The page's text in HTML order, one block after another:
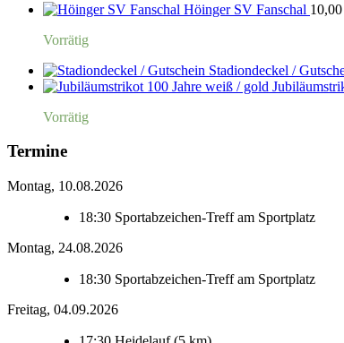
Höinger SV Fanschal 10,00
Vorrätig
Stadiondeckel /
Vorrätig
Termine
Montag, 10.08.2026
18:30 Sportabzeichen-Treff am Sportplatz
Montag, 24.08.2026
18:30 Sportabzeichen-Treff am Sportplatz
Freitag, 04.09.2026